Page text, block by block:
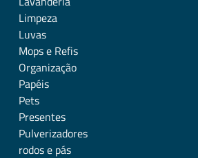
Limpeza
Luvas
Mops e Refis
Organização
Papéis
Pets
Presentes
Pulverizadores
rodos e pás